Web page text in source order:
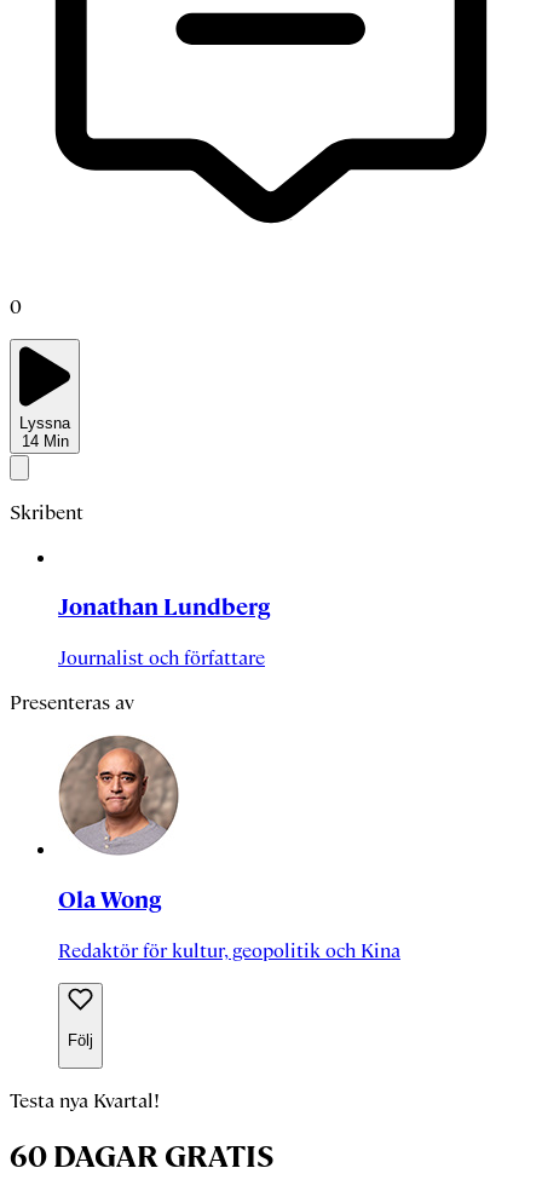
0
Lyssna
14 Min
Skribent
Jonathan Lundberg
Journalist och författare
Presenteras av
Ola Wong
Redaktör för kultur, geopolitik och Kina
Följ
Testa nya Kvartal!
60 DAGAR GRATIS